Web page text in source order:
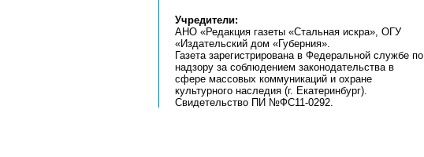
Учредители:
АНО «Редакция газеты «Стальная искра», ОГУ
«Издательский дом «Губерния».
Газета зарегистрирована в Федеральной службе по
надзору за соблюдением законодательства в
сфере массовых коммуникаций и охране
культурного наследия (г. Екатеринбург).
Свидетельство ПИ №ФС11-0292.